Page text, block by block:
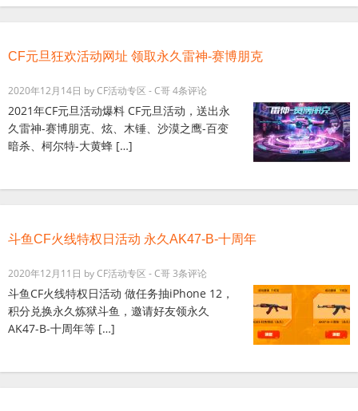
CF元旦狂欢活动网址 领取永久雷神-赛博朋克
2020年12月14日 byCF活动专区 - C哥4条评论
2021年CF元旦活动爆料 CF元旦活动，送出永
久雷神-赛博朋克、炫、木锤、沙漠之鹰-百变
暗杀、柯尔特-大黄蜂 […]
斗鱼CF火线特权日活动 永久AK47-B-十周年
2020年12月11日 byCF活动专区 - C哥3条评论
斗鱼CF火线特权日活动 做任务抽iPhone 12，
积分兑换永久炼狱斗鱼，邀请好友领永久
AK47-B-十周年等 […]